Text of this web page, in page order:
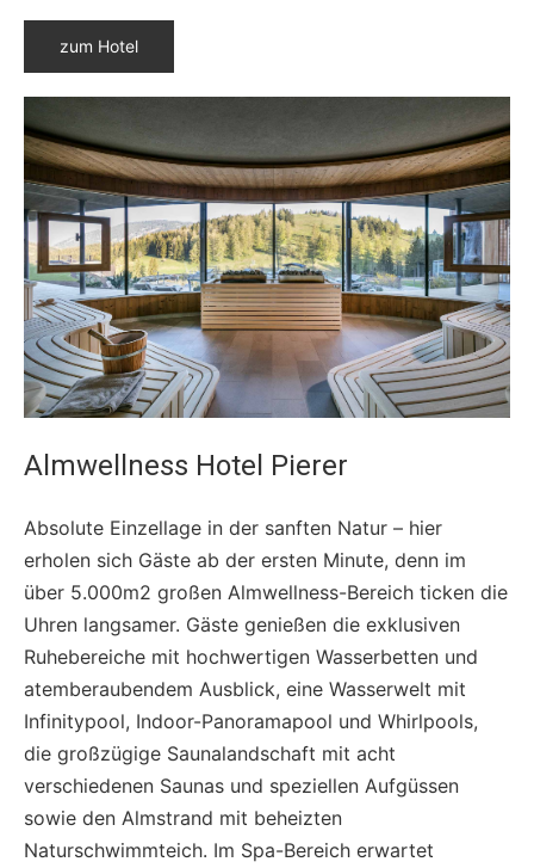
zum Hotel
Almwellness Hotel Pierer
Absolute Einzellage in der sanften Natur – hier
erholen sich Gäste ab der ersten Minute, denn im
über 5.000m2 großen Almwellness-Bereich ticken die
Uhren langsamer. Gäste genießen die exklusiven
Ruhebereiche mit hochwertigen Wasserbetten und
atemberaubendem Ausblick, eine Wasserwelt mit
Infinitypool, Indoor-Panoramapool und Whirlpools,
die großzügige Saunalandschaft mit acht
verschiedenen Saunas und speziellen Aufgüssen
sowie den Almstrand mit beheizten
Naturschwimmteich. Im Spa-Bereich erwartet